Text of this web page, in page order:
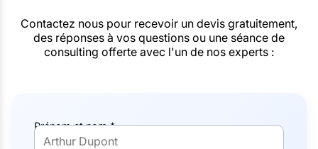
Contactez nous pour recevoir un devis gratuitement,
des réponses à vos questions ou une séance de
consulting offerte avec l'un de nos experts :
Prénom et nom *